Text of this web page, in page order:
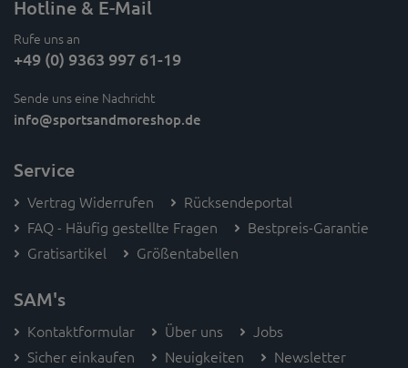
Hotline & E-Mail
Rufe uns an
+49 (0) 9363 997 61-19
Sende uns eine Nachricht
info@sportsandmoreshop.de
Service
Vertrag Widerrufen
Rücksendeportal
FAQ - Häufig gestellte Fragen
Bestpreis-Garantie
Gratisartikel
Größentabellen
SAM's
Kontaktformular Über uns
Jobs
Sicher einkaufen
Neuigkeiten
Newsletter